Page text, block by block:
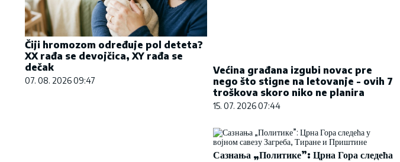
Čiji hromozom određuje pol deteta?
XX rađa se devojčica, XY rađa se
dečak
07. 08. 2026 09:47
troškova skoro niko ne planira
15. 07. 2026 07:44
Сазнања „Политике”: Црна Гора следећа
у војном савезу Загреба, Тиране и
Приштине